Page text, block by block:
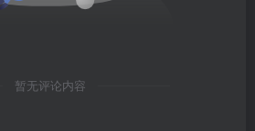
暂无评论内容